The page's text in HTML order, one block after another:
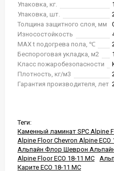
Упаковка, кг.
Упаковка, шт.
Толщина защитного слоя, мм
Износостойкость
MAX t подогрева пола, ℃
Беспороговая укладка, м2
Класс пожаробезопасности
Плотность, кг/м3
Гарантия производителя, лет
Теги:
Каменный ламинат SPC Alpine
Alpine Floor Chevron Alpine ECO
Альпайн Флор Шеврон Альпайн
Alpine Floor ECO 18-11 MC
Карите ECO 18-11 MC